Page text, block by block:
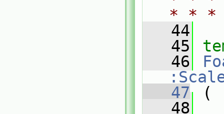
* *
   44
   45
   46
   47
(
   48